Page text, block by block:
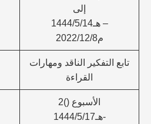
إلى
– هـ1444/5/14
م2022/12/8
تابع التفكير الناقد ومهارات
القراءة
الأسبوع ()2
-هـ1444/5/17